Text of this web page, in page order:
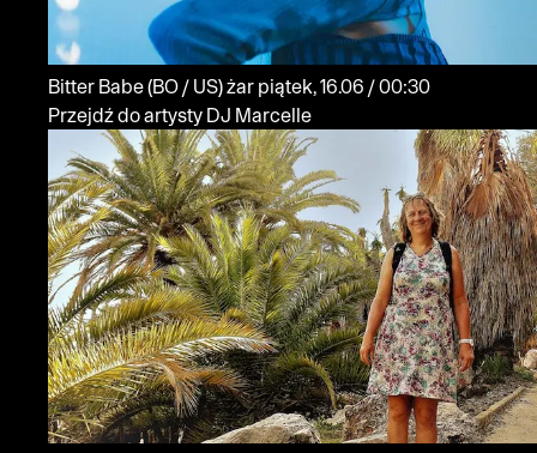
Bitter Babe(BO / US)żar
piątek, 16.06 / 00:30
Przejdź do artysty DJ Marcelle